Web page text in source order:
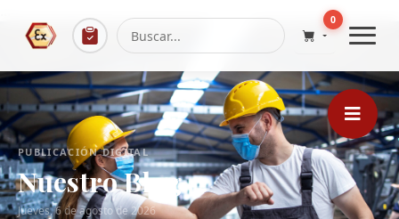
0
PUBLICACIÓN DIGITAL
Nuestro Blog
Jueves, 6 de agosto de 2026